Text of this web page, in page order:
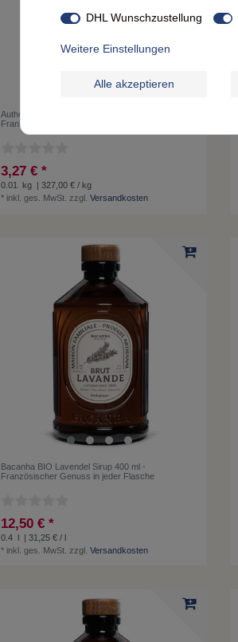
Authentisches Aroma: Vanissa Pfefferminze aus
Frankreich - 10g
3,27 € *
0.01 kg
| 327,00 € / kg
* inkl. ges. MwSt. zzgl.Versandkosten
Bacanha BIO Lavendel Sirup 400 ml -
Französischer Genuss in jeder Flasche
12,50 € *
0.4 l | 31,25 € / l
* inkl. ges. MwSt. zzgl.Versandkosten
DHL Wunschzustellung
Weitere Einstellungen
Alle akzeptieren